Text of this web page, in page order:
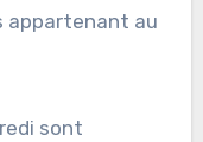
appartenant au
sont